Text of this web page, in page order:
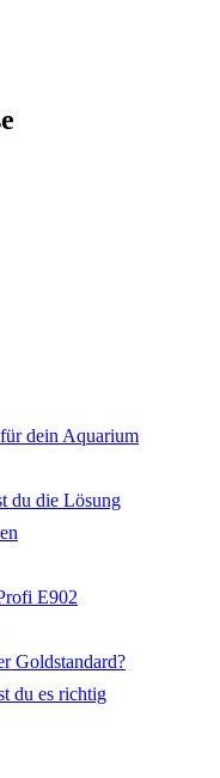
dein Aquarium
du die Lösung
E902
Goldstandard?
du es richtig